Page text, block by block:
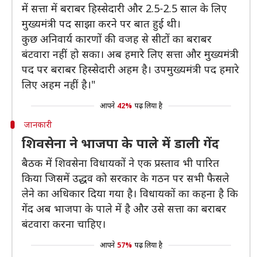
में सत्ता में बराबर हिस्सेदारी और 2.5-2.5 साल के लिए
मुख्यमंत्री पद साझा करने पर बात हुई थी।
कुछ अनिवार्य कारणों की वजह से सीटों का बराबर
बंटवारा नहीं हो सका। अब हमारे लिए सत्ता और मुख्यमंत्री
पद पर बराबर हिस्सेदारी अहम है। उपमुख्यमंत्री पद हमारे
लिए अहम नहीं है।"
आपने 42% पढ़ लिया है
जानकारी
शिवसेना ने भाजपा के पाले में डाली गेंद
बैठक में शिवसेना विधायकों ने एक प्रस्ताव भी पारित
किया जिसमें उद्धव को सरकार के गठन पर सभी फैसले
लेने का अधिकार दिया गया है। विधायकों का कहना है कि
गेंद अब भाजपा के पाले में है और उसे सत्ता का बराबर
बंटवारा करना चाहिए।
आपने 57% पढ़ लिया है